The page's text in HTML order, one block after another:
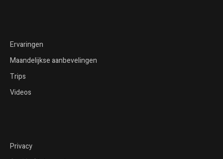
Ervaringen
Maandelijkse aanbevelingen
Trips
Videos
Privacy